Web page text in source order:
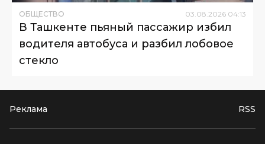
ОБЩЕСТВО 03 08 2026 04:13
В Ташкенте пьяный пассажир избил
водителя автобуса и разбил лобовое
стекло
Реклама RSS